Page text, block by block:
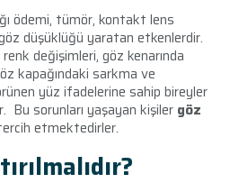
ödemi, tümör, kontakt lens
düşüklüğü yaratan etkenlerdir.
değişimleri, göz kenarında
kapağındaki sarkma ve
yüz ifadelerine sahip bireyler
Bu sorunları yaşayan kişiler göz
etmektedirler.